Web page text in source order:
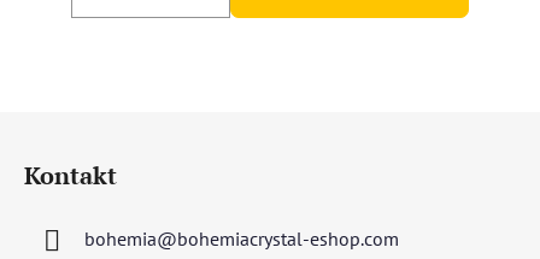
Kontakt
bohemia@bohemiacrystal-eshop.com